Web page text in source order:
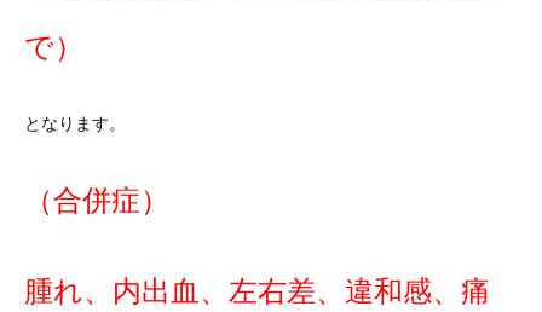
で）
となります。
（合併症）
腫れ、内出血、左右差、違和感、痛